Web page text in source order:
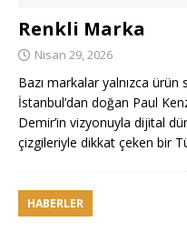
Renkli Marka
Nisan 29, 2026
Bazı markalar yalnızca ürün
İstanbul’dan doğan Paul
Demir’in vizyonuyla dijital
çizgileriyle dikkat çeken bir
HABERLER